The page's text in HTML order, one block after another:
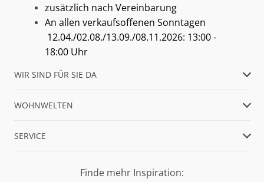
zusätzlich nach Vereinbarung
An allen verkaufsoffenen Sonntagen
12.04./02.08./13.09./08.11.2026: 13:00 -
18:00 Uhr
WIR SIND FÜR SIE DA
WOHNWELTEN
SERVICE
Finde mehr Inspiration: